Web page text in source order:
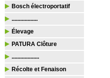
Bosch électroportatif
..................
Élevage
PATURA Clôture
...................
Récolte et Fenaison